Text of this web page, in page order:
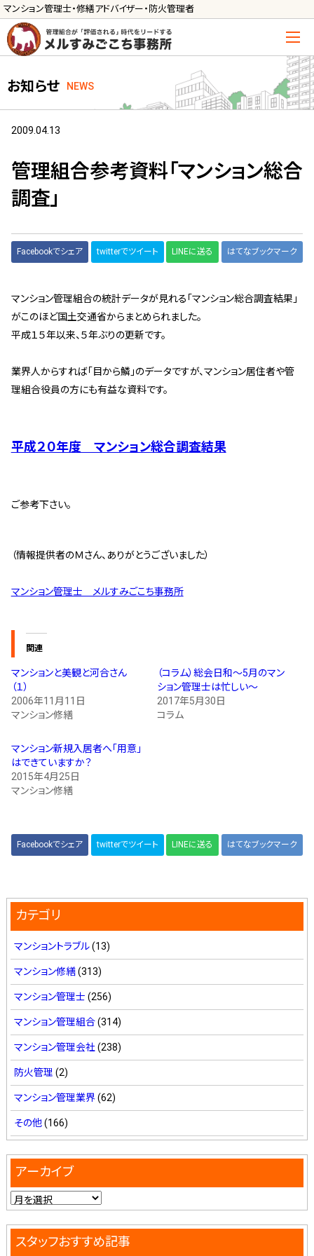
マンション管理士・修繕アドバイザー・防火管理者
お知らせ NEWS
2009.04.13
管理組合参考資料「マンション総合
調査」
Facebookでシェア twitterでツイート LINEに送る はてなブックマーク
マンション管理組合の統計データが見れる「マンション総合調査結果」
がこのほど国土交通省からまとめられました。
平成１５年以来、５年ぶりの更新です。
業界人からすれば「目から鱗」のデータですが、マンション居住者や管
理組合役員の方にも有益な資料です。
平成２０年度 マンション総合調査結果
ご参考下さい。
（情報提供者のＭさん、ありがとうございました）
マンション管理士 メルすみごこち事務所
関連
マンションと美観と河合さん
（１）
2006年11月11日
マンション修繕
（コラム）総会日和～5月のマン
ション管理士は忙しい～
2017年5月30日
コラム
マンション新規入居者へ「用意」
はできていますか？
2015年4月25日
マンション修繕
Facebookでシェア twitterでツイート LINEに送る はてなブックマーク
カテゴリ
マンショントラブル(13)
マンション修繕(313)
マンション管理士 (256)
マンション管理組合(314)
マンション管理会社 (238)
防火管理 (2)
マンション管理業界(62)
その他(166)
アーカイブ
スタッフおすすめ記事
管理士の活用方法
ご利用の流れ »
サービス一覧
メルの理事会アドバイザー »
新人管理士顧問サービス
管理契約見直しドクター »
建物・設備維持
大規模修繕のご意見番 »
会社案内
代表挨拶 »
コラム